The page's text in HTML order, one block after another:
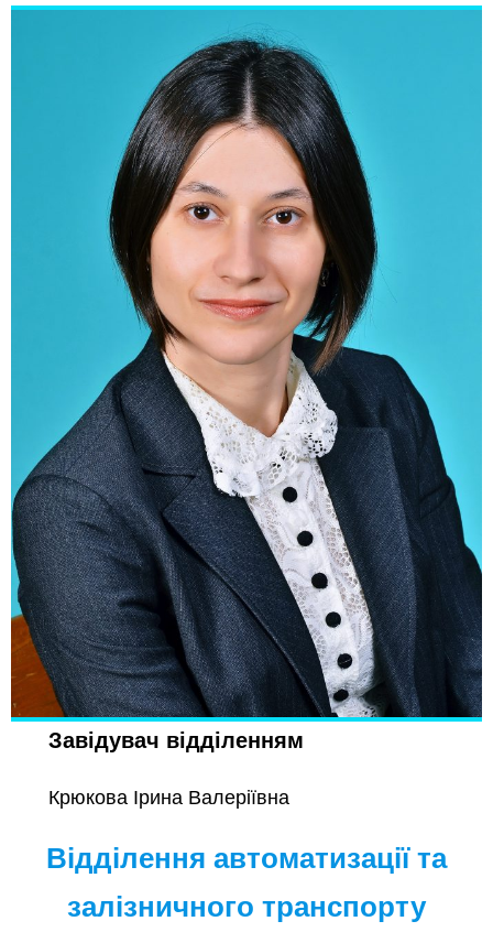
Завідувач відділенням
Крюкова Ірина Валеріївна
Відділення автоматизації та
залізничного транспорту